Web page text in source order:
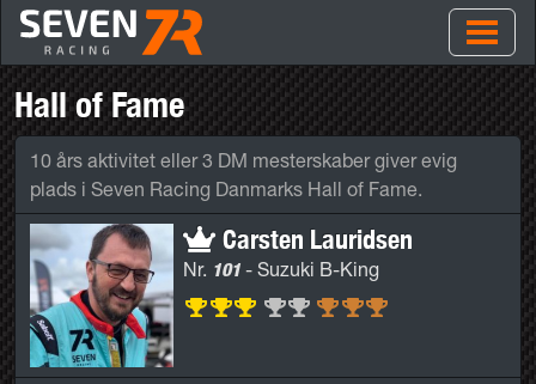
Hall of Fame
10 års aktivitet eller 3 DM mesterskaber giver evig
plads i Seven Racing Danmarks Hall of Fame.
Carsten Lauridsen
Nr. 101 - Suzuki B-King